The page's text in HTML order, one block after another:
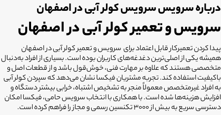
درباره سرویس سرویس کولر آبی در اصفهان
سرویس و تعمیر کولر آبی در اصفهان
پیدا کردن تعمیرکار قابل اعتماد برای سرویس و تعمیر کولر آبی در اصفهان
همیشه یکی از اصلی‌ترین دغدغه‌های کاربران بوده است. بسیاری از افراد به‌دنبال
متخصصی هستند که علاوه بر مهارت فنی، خوش‌قول باشد و از قطعات اصل و
باکیفیت استفاده کند. تجربه مشتریان فیکسا نشان می‌دهد که سپردن کولر آبی
به افراد غیرمتخصص معمولاً منجر به تشخیص اشتباه، خرابی بیشتر دستگاه و
افزایش هزینه‌ها شده است. با همکاری با انتخاب سرویس حامی، فیکسا امکان
دسترسی سریع به بیش از ۳۰۰۰ تکنسین رسمی و مجاز را فراهم کرده است.